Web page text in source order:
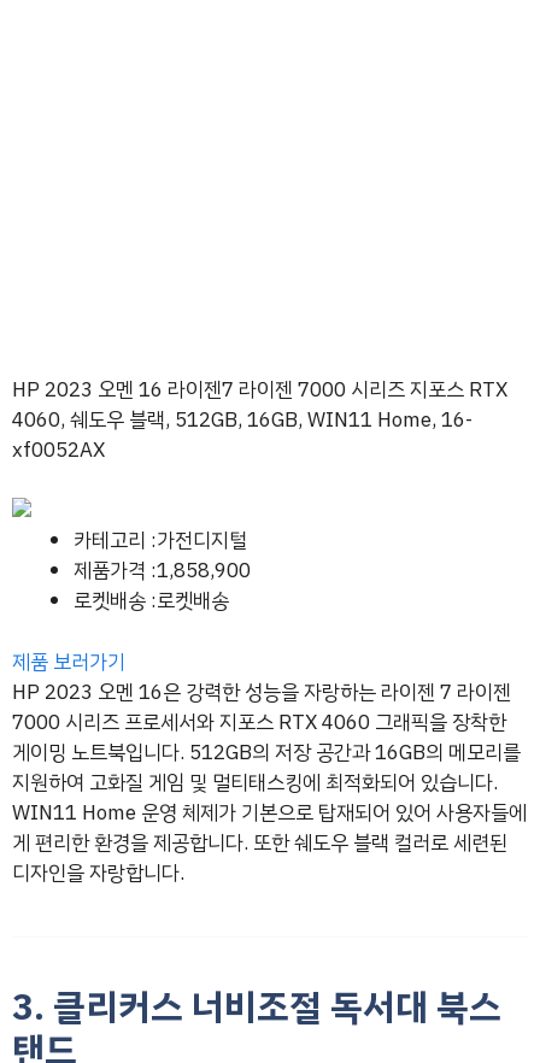
HP 2023 오멘 16 라이젠7 라이젠 7000 시리즈 지포스 RTX
4060, 쉐도우 블랙, 512GB, 16GB, WIN11 Home, 16-
xf0052AX
카테고리 :가전디지털
제품가격 :1,858,900
로켓배송 :로켓배송
제품 보러가기
HP 2023 오멘 16은 강력한 성능을 자랑하는 라이젠 7 라이젠
7000 시리즈 프로세서와 지포스 RTX 4060 그래픽을 장착한
게이밍 노트북입니다. 512GB의 저장 공간과 16GB의 메모리를
지원하여 고화질 게임 및 멀티태스킹에 최적화되어 있습니다.
WIN11 Home 운영 체제가 기본으로 탑재되어 있어 사용자들에
게 편리한 환경을 제공합니다. 또한 쉐도우 블랙 컬러로 세련된
디자인을 자랑합니다.
3. 클리커스 너비조절 독서대 북스
탠드